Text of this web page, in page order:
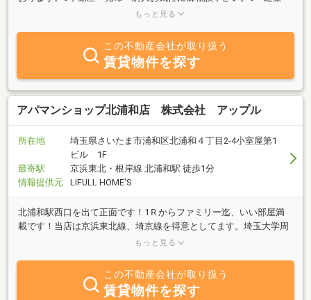
リフォーム」「建築家とつくる家」サポートいたします。●「土地
客様の理想の住まいに近づくようにお手伝いします。お買物！お仕
事帰り！にお気軽にお立ち寄りください。お部屋を貸したい、お部
屋を売りたい、建築計画などのご相談も受け付けおります。
┌────────┐┌──┐│アスワンハウジング││検索
│└────────┘└──┘
もっと見る
この不動産会社が取り扱う
賃貸物件を探す
アパマンショップ北浦和店 株式会社 アップル
所在地
埼玉県さいたま市浦和区北浦和４丁目2-4小室屋第1
ビル 1F
最寄駅
京浜東北・根岸線 北浦和駅 徒歩1分
情報提供元
LIFULL HOME'S
北浦和駅西口を出て正面です！1Ｒからファミリー迄、いい部屋満
載です！当店は京浜東北線、埼京線を得意としてます。埼玉大学周
辺の物件も多数揃えております！ご来店をお待ちしてます！(IT接
もっと見る
この不動産会社が取り扱う
賃貸物件を探す